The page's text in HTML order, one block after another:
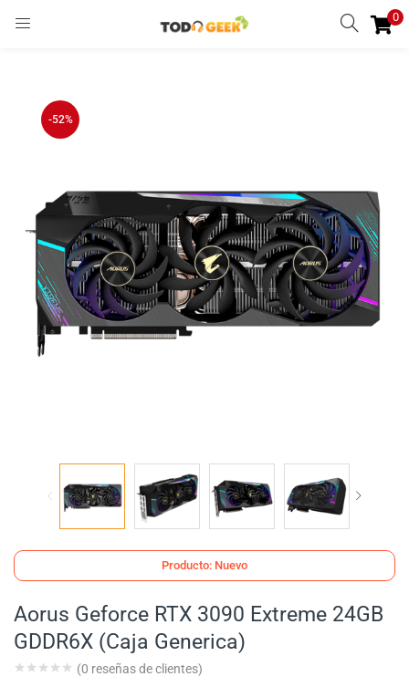
0
-52%
Producto: Nuevo
Aorus Geforce RTX 3090 Extreme 24GB
GDDR6X (Caja Generica)
(0 reseñas de clientes)
REGISTRARSE
Remember me
Ingresar
Lost password?